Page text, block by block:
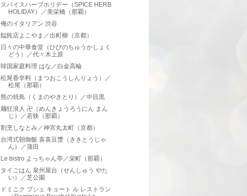
スパイスハーブホリデー（SPICE HERB
HOLIDAY）／美栄橋（那覇）
俺のイタリアン 渋谷
饂飩店よこやま／出町柳（京都）
日々の中華食堂（ひびのちゅうかしょく
どう）／代々木上原
韓国家庭料理 はな／白金高輪
松尾香辛料（まつおこうしんりょう）／
松尾（那覇）
熊の焼鳥（くまのやきとり）／中目黒
麺狂浪人 卍（めんきょうろうにん まん
じ）／若狭（那覇）
割烹しなとみ／神宮丸太町（京都）
台湾式朝御飯 喜喜豆漿（ききとうじゃ
ん）／蒲田
Le bistro よっちゃん亭／栄町（那覇）
タイごはん 泉州屋台（せんしゅう やた
い）／芝公園
ドミニク ブシェ キョート ル レストラン